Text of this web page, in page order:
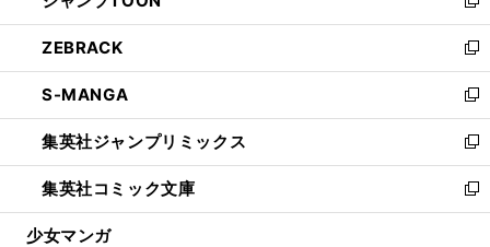
開
く
ウ
で
開
く
ン
ド
ウ
で
開
く
い
ウ
ィ
ン
ド
ウ
で
開
く
新
し
い
ウ
ィ
ン
ド
ウ
で
開
ZEBRACK
新
し
い
ウ
ィ
ン
ド
ウ
S-MANGA
新
し
い
ウ
ィ
ン
集英社ジャンプリミックス
新
し
い
ウ
集英社コミック文庫
新
し
少女マンガ